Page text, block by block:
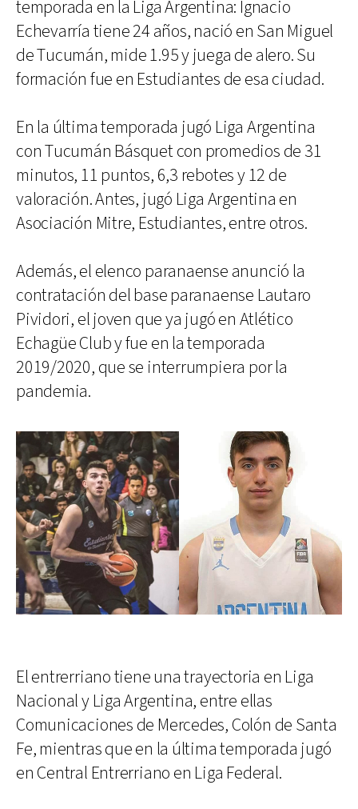
temporada en la Liga Argentina: Ignacio
Echevarría tiene 24 años, nació en San Miguel
de Tucumán, mide 1.95 y juega de alero. Su
formación fue en Estudiantes de esa ciudad.
En la última temporada jugó Liga Argentina
con Tucumán Básquet con promedios de 31
minutos, 11 puntos, 6,3 rebotes y 12 de
valoración. Antes, jugó Liga Argentina en
Asociación Mitre, Estudiantes, entre otros.
Además, el elenco paranaense anunció la
contratación del base paranaense Lautaro
Pividori, el joven que ya jugó en Atlético
Echagüe Club y fue en la temporada
2019/2020, que se interrumpiera por la
pandemia.
El entrerriano tiene una trayectoria en Liga
Nacional y Liga Argentina, entre ellas
Comunicaciones de Mercedes, Colón de Santa
Fe, mientras que en la última temporada jugó
en Central Entrerriano en Liga Federal.